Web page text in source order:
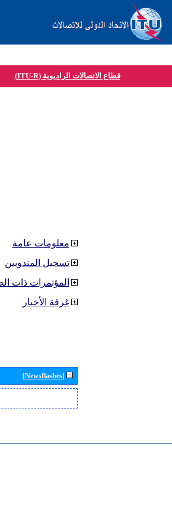
قطاع الاتصالات الراديوية (ITU-R)
معلومات عامة
تسجيل المندوبين
المؤتمرات ذات
غرفة الأخبار
[Newsflashes]